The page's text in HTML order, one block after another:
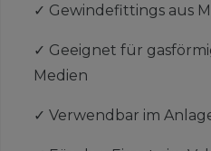
✓ Gewindefittings aus
✓ Geeignet für
Medien
✓ Verwendbar im